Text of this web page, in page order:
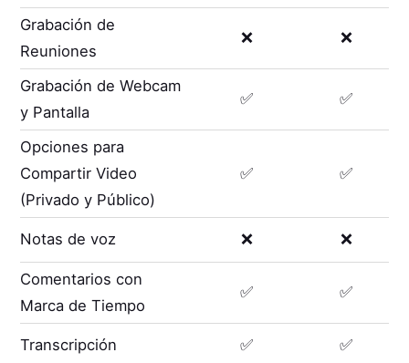
Grabación de
Reuniones
❌ ❌
Grabación de Webcam
y Pantalla
✅ ✅
Opciones para
Compartir Video
(Privado y Público)
✅ ✅
Notas de voz ❌ ❌
Comentarios con
Marca de Tiempo
✅ ✅
Transcripción ✅ ✅